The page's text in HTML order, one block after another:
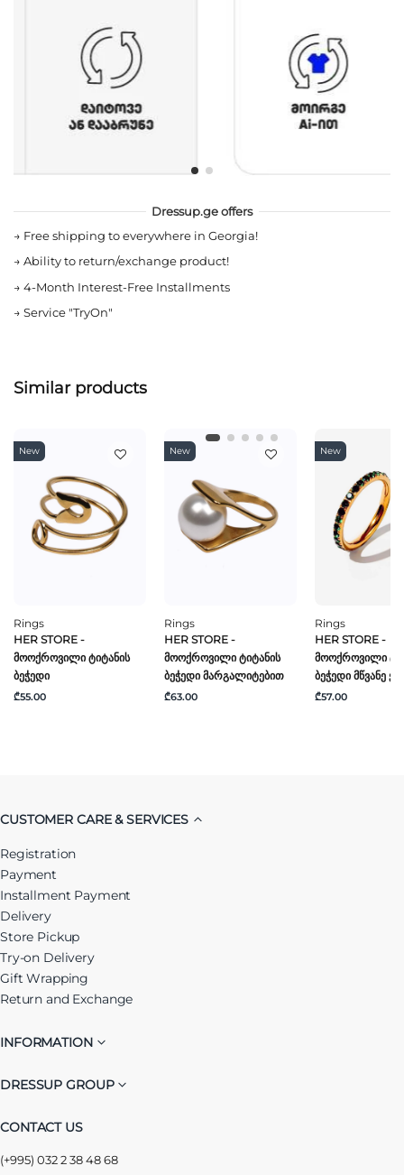
Dressup.ge offers
→ Free shipping to everywhere in Georgia!
→ Ability to return/exchange product!
→ 4-Month Interest-Free Installments
→ Service "TryOn"
Similar products
New
Rings
HER STORE -
Მოოქროვილი Ტიტანის
Ბეჭედი
₾55.00
New
Rings
HER STORE -
Მოოქროვილი Ტიტანის
Ბეჭედი Მარგალიტებით
₾63.00
New
Rings
HER STORE -
Მოოქროვილი
Ბეჭედი Მწვანე
₾57.00
CUSTOMER CARE & SERVICES
Registration
Payment
Installment Payment
Delivery
Store Pickup
Try-on Delivery
Gift Wrapping
Return and Exchange
INFORMATION
DRESSUP GROUP
CONTACT US
(+995) 032 2 38 48 68